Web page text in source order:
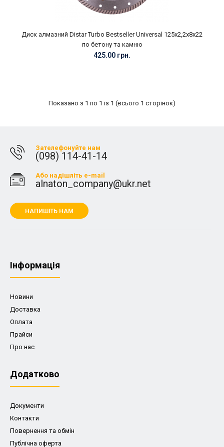
Диск алмазний Distar Turbo Bestseller Universal 125х2,2х8х22
по бетону та камню
425.00 грн.
Показано з 1 по 1 із 1 (всього 1 сторінок)
Зателефонуйте нам
(098) 114-41-14
Або надішліть e-mail
alnaton_company@ukr.net
НАПИШІТЬ НАМ
Iнформація
Новини
Доставка
Оплата
Прайси
Про нас
Додатково
Документи
Контакти
Повернення та обмін
Публічна оферта